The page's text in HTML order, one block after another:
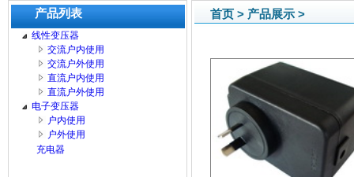
产品列表
线性变压器
交流户内使用
交流户外使用
直流户内使用
直流户外使用
电子变压器
户内使用
户外使用
充电器
首页 > 产品展示 >